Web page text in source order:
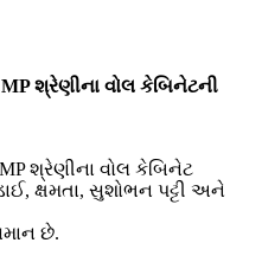
શ્રેણીના વોલ કેબિનેટની
શ્રેણીના વોલ કેબિનેટ
ક્ષમતા, સુશોભન પટ્ટી અને
છે.